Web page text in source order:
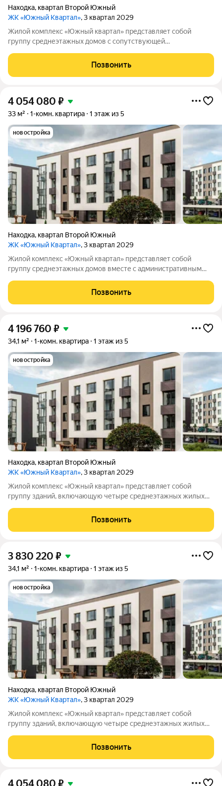
Находка, квартал Второй Южный
ЖК «Южный Квартал», 3 квартал 2029
Жилой комплекс «Южный квартал» представляет собой
группу среднеэтажных домов с сопутствующей
здания высотой в четыре этажа и трёхэтажное
административное здание. На территории обустроены
Позвонить
4 054 080 ₽
33 м² 1-комн. квартира 1 этаж из 5
новостройка
Находка, квартал Второй Южный
ЖК «Южный Квартал», 3 квартал 2029
Жилой комплекс «Южный квартал» представляет собой
группу среднеэтажных домов вместе с административным
площадью 9164,5 м. На территории расположены парковочные
места (всего 128), а также детские и
Позвонить
4 196 760 ₽
34,1 м² 1-комн. квартира 1 этаж из 5
новостройка
Находка, квартал Второй Южный
ЖК «Южный Квартал», 3 квартал 2029
Жилой комплекс «Южный квартал» представляет собой
группу зданий, включающую четыре среднеэтажных жилых
территории комплекса обустроены детские и спортивные
площадки, а также паркинг. Планировка
Позвонить
3 830 220 ₽
34,1 м² 1-комн. квартира 1 этаж из 5
новостройка
Находка, квартал Второй Южный
ЖК «Южный Квартал», 3 квартал 2029
Жилой комплекс «Южный квартал» представляет собой
группу зданий, включающую четыре среднеэтажных жилых
территории комплекса обустроены парковочные места,
детские и спортивные площадки. Планировка
Позвонить
4 054 080 ₽